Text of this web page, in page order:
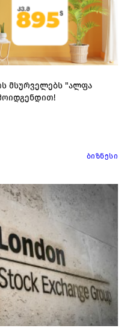
მსურველებს "ალფა
ბიზნესი